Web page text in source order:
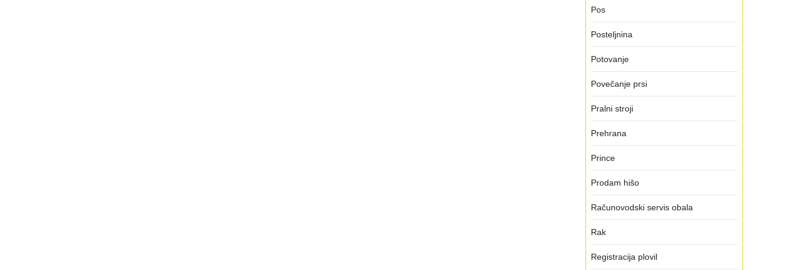
Pos
Posteljnina
Potovanje
Povečanje prsi
Pralni stroji
Prehrana
Prince
Prodam hišo
Računovodski servis obala
Rak
Registracija plovil